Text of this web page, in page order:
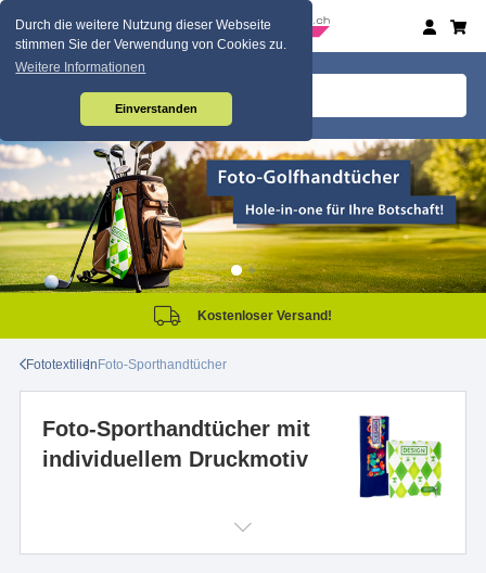
Durch die weitere Nutzung dieser Webseite
stimmen Sie der Verwendung von Cookies zu.
Weitere Informationen
Einverstanden
Kostenloser Versand!
FototextilienFoto-Sporthandtücher
Foto-Sporthandtücher mit
individuellem Druckmotiv